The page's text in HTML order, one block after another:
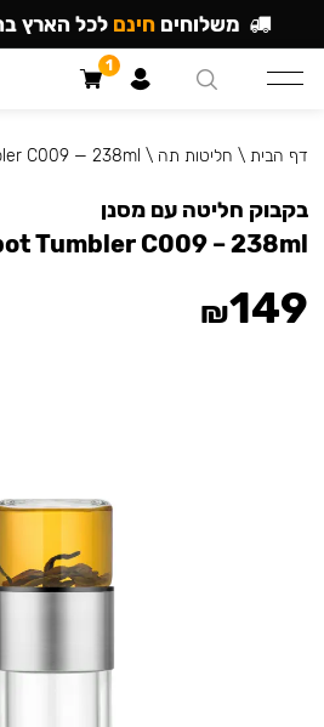
דף הבית \ חליטות תה \
C009 — 238ml
בקבוק חליטה עם מסנן
Tumbler C009 – 238ml
₪149
משלוחים חינם לכל הארץ
1